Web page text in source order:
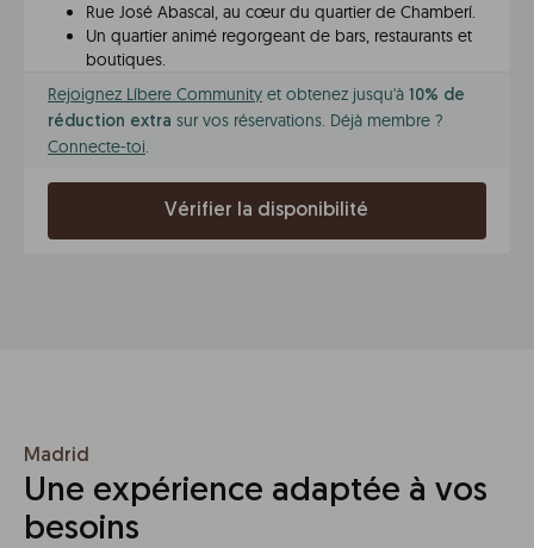
Rue José Abascal, au cœur du quartier de Chamberí.
Un quartier animé regorgeant de bars, restaurants et
boutiques.
Rejoignez Líbere Community et obtenez jusqu'à 10% de
réduction extra sur vos réservations. Déjà membre ?
Connecte-toi.
Vérifier la disponibilité
Madrid
Une expérience adaptée à vos
besoins